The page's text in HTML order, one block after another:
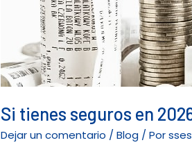
Si tienes seguros en
Dejar un comentario /Blog / Por